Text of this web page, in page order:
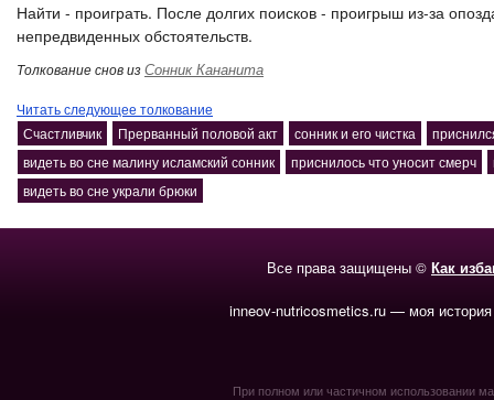
Найти - проиграть. После долгих поисков - проигрыш из-за
непредвиденных обстоятельств.
Толкование снов изСонник Кананита
Читать следующее толкование
Счастливчик
Прерванный половой акт сонник и его чистка
видеть во сне малину исламский сонник
приснилось что уносит смерч
видеть во сне украли брюки
Все права защищены © Как
inneov-nutricosmetics.ru — моя
При полном или частичном использовании